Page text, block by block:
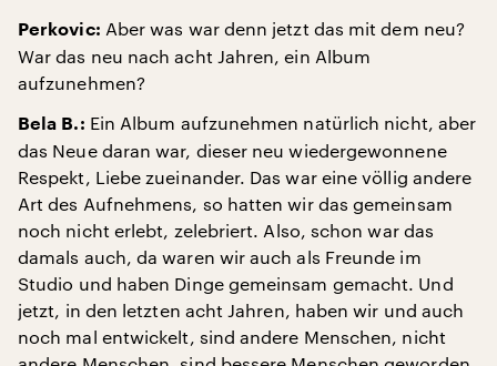
Perkovic: Aber was war denn jetzt das mit dem neu?
War das neu nach acht Jahren, ein Album
aufzunehmen?
Bela B.: Ein Album aufzunehmen natürlich nicht, aber
das Neue daran war, dieser neu wiedergewonnene
Respekt, Liebe zueinander. Das war eine völlig andere
Art des Aufnehmens, so hatten wir das gemeinsam
noch nicht erlebt, zelebriert. Also, schon war das
damals auch, da waren wir auch als Freunde im
Studio und haben Dinge gemeinsam gemacht. Und
jetzt, in den letzten acht Jahren, haben wir und auch
noch mal entwickelt, sind andere Menschen, nicht